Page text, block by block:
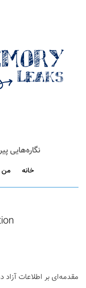
نگاره‌هایی
خانه من
مقدمه‌ای بر اطلاعات آزاد